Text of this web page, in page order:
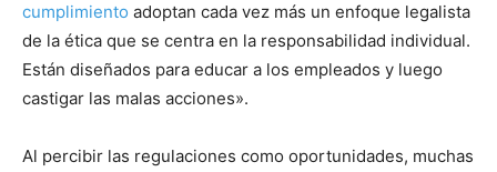
cumplimiento adoptan cada vez más un enfoque legalista
de la ética que se centra en la responsabilidad individual.
Están diseñados para educar a los empleados y luego
castigar las malas acciones».
Al percibir las regulaciones como oportunidades, muchas